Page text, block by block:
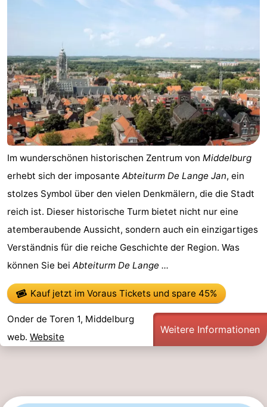
Im wunderschönen historischen Zentrum von Middelburg
erhebt sich der imposante Abteiturm De Lange Jan, ein
stolzes Symbol über den vielen Denkmälern, die die Stadt
reich ist. Dieser historische Turm bietet nicht nur eine
atemberaubende Aussicht, sondern auch ein einzigartiges
Verständnis für die reiche Geschichte der Region. Was
können Sie bei Abteiturm De Lange ...
Kauf jetzt im Voraus Tickets und spare 45%
Onder de Toren 1, Middelburg
web. Website
Weitere Informationen